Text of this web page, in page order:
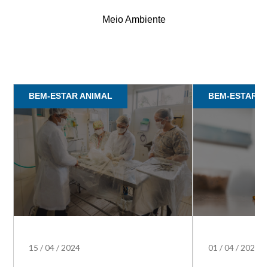
Meio Ambiente
BEM-ESTAR ANIMAL
15 /04 /2024
BEM-ESTAR
01 /04 /2024